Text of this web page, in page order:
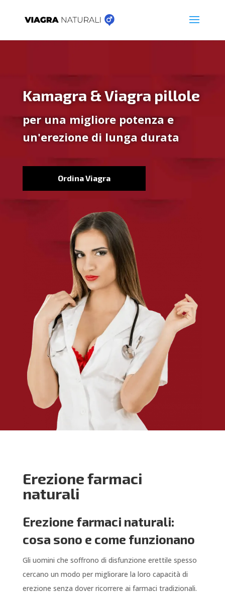
Kamagra & Viagra pillole
per una migliore potenza e
un'erezione di lunga durata
Ordina Viagra
Erezione farmaci
naturali
Erezione farmaci naturali:
cosa sono e come funzionano
Gli uomini che soffrono di disfunzione erettile spesso
cercano un modo per migliorare la loro capacità di
erezione senza dover ricorrere ai farmaci tradizionali.